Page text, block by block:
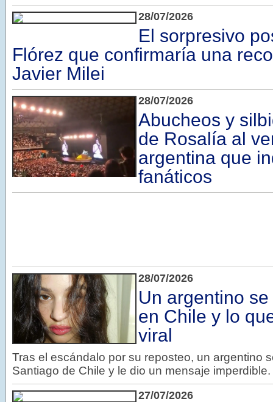
28/07/2026
El sorpresivo
Flórez que confirmaría una
Javier Milei
28/07/2026
Abucheos y
de Rosalía al
argentina que
fanáticos
28/07/2026
Un argentino
en Chile y lo
viral
Tras el escándalo por su reposteo, un argentino
Santiago de Chile y le dio un mensaje imperdible.
27/07/2026